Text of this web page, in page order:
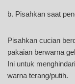
b. Pisahkan saat
Pisahkan cucian
pakaian berwarna
Ini untuk
warna terang/putih.